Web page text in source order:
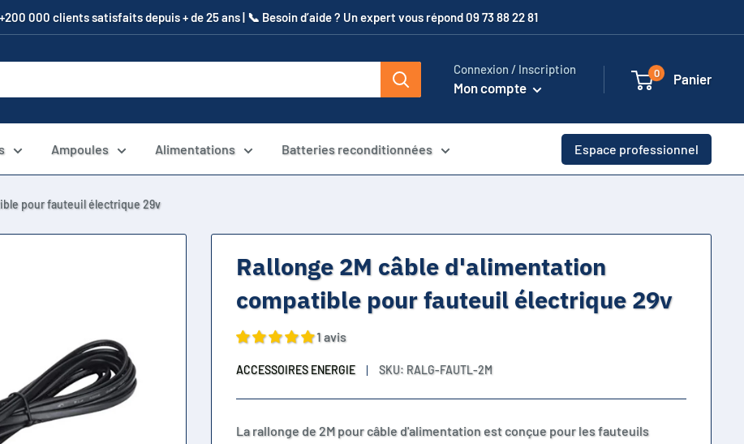
000 clients satisfaits depuis + de 25 ans | 📞​ Besoin d’aide ? Un expert vous répond 09 73 88 22 81
Connexion / Inscription
Mon compte
0 Panier
Ampoules Alimentations Batteries reconditionnées Espace professionnel
pour fauteuil électrique 29v
Rallonge 2M câble d'alimentation
compatible pour fauteuil électrique 29v
1 avis
ACCESSOIRES ENERGIE SKU: RALG-FAUTL-2M
La rallonge de 2M pour câble d'alimentation est conçue pour les fauteuils